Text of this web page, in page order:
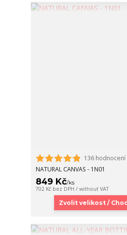
136 hodnocení
NATURAL CANVAS - 1N01
849 Kč/ks
702 Kč bez DPH / without VAT
Zvolit velikost /